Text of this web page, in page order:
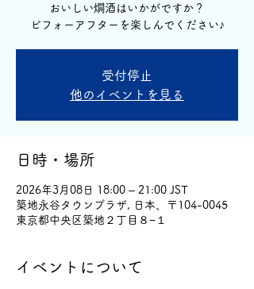
おいしい燗酒はいかがですか？
ビフォーアフターを楽しんでください♪
受付停止
他のイベントを見る
日時・場所
2026年3月08日 18:00 – 21:00 JST
築地永谷タウンプラザ, 日本、〒104-0045
東京都中央区築地２丁目８−１
イベントについて